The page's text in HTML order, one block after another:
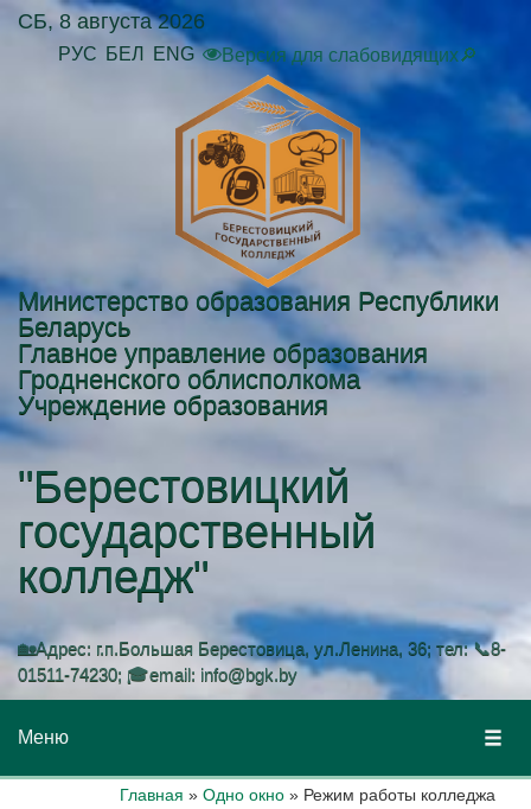
СБ, 8 августа 2026
РУС БЕЛ ENG Версия для слабовидящих🔎
Министерство образования Республики
Беларусь
Главное управление образования
Гродненского облисполкома
Учреждение образования
"Берестовицкий
государственный
колледж"
🏡Адрес: г.п.Большая Берестовица, ул.Ленина, 36; тел: 📞8-
01511-74230; 🎓email: info@bgk.by
Меню
Главная » Одно окно » Режим работы колледжа